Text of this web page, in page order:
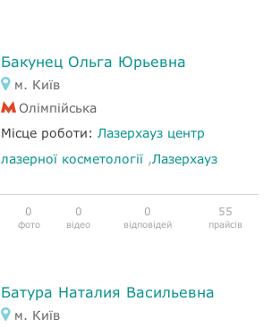
Бакунец Ольга Юрьевна
м. Київ
Олімпійська
Місце роботи: Лазерхауз центр
лазерної косметології ,Лазерхауз
0
фото
0
відео
0
відповідей
55
прайсів
Батура Наталия Васильевна
м. Київ